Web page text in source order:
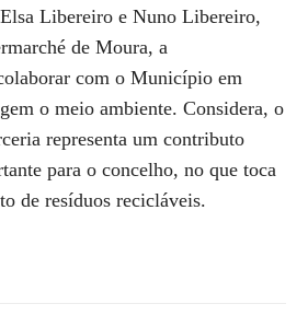
Libereiro e Nuno Libereiro,
de Moura, a
com o Município em
o meio ambiente. Considera, o
representa um contributo
para o concelho, no que toca
de resíduos recicláveis.